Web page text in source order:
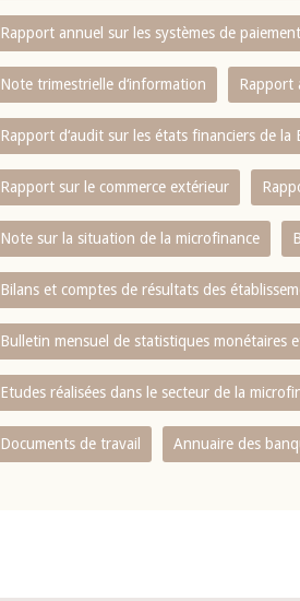
Rapport annuel sur les systèmes de paiement
Note trimestrielle d‘information Rapport
Rapport d‘audit sur les états financiers de la
Rapport sur le commerce extérieur
Note sur la situation de la microfinance
Bilans et comptes de résultats des
Bulletin mensuel de statistiques monétaires
Etudes réalisées dans le secteur de la
Documents de travail Annuaire des